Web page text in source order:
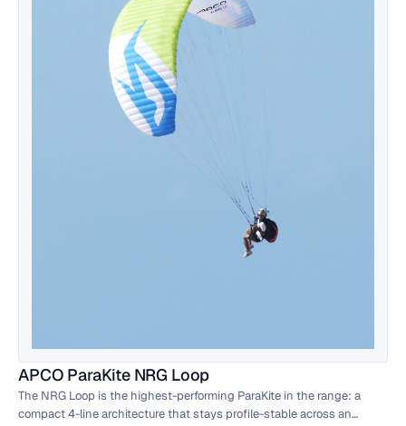
APCO ParaKite NRG Loop
The NRG Loop is the highest-performing ParaKite in the range: a
compact 4-line architecture that stays profile-stable across an